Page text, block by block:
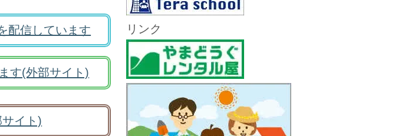
配信しています
す(外部サイト)
イト)
リンク